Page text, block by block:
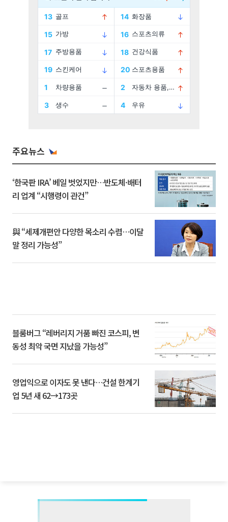
주요뉴스
‘한국판 IRA’ 베일 벗었지만…반도체·배터
리 업계 “시행령이 관건”
與 “세제개편안 다양한 목소리 수렴…이달
말 정리 가능성”
블룸버그 “레버리지 거품 빠진 코스피, 변
동성 최악 국면 지났을 가능성”
영업익으로 이자도 못 낸다…건설 한계기
업 5년 새 62→173곳